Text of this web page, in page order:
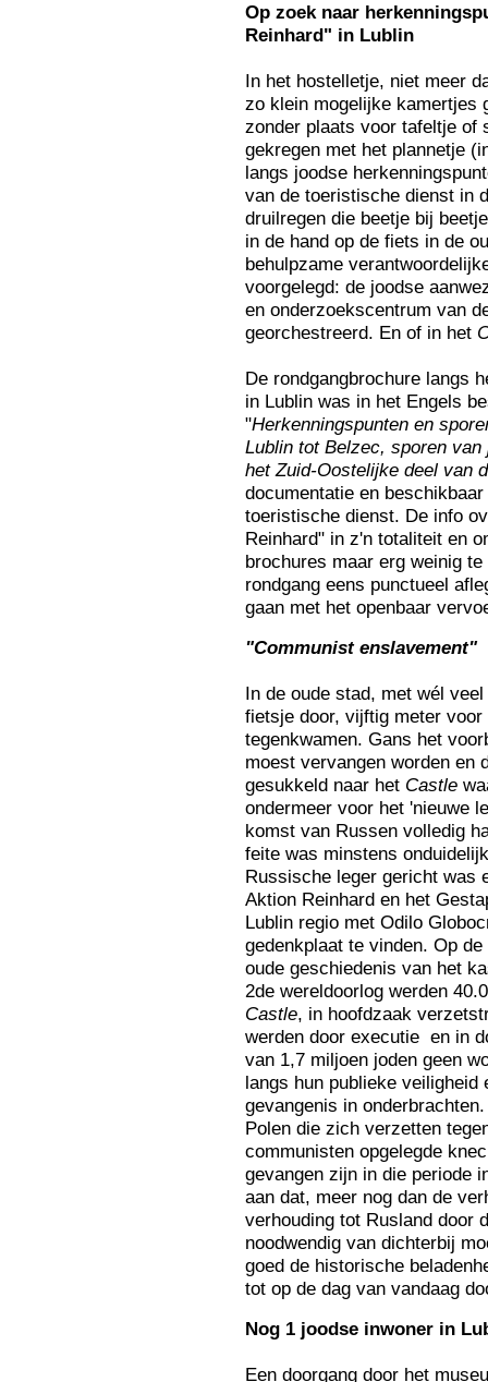
Op zoek naar
Reinhard" in Lublin
In het hostelletje, niet meer
zo klein mogelijke kamertjes
zonder plaats voor tafeltje of
gekregen met het plannetje
langs joodse
van de toeristische dienst in
druilregen die beetje bij
in de hand op de fiets in de
behulpzame
voorgelegd: de joodse
en onderzoekscentrum van
georchestreerd. En of in het
De rondgangbrochure langs
in Lublin was in het Engels
"Herkenningspunten en
Lublin tot Belzec, sporen
het Zuid-Oostelijke deel van
documentatie en
toeristische dienst. De info
Reinhard" in z'n totaliteit en
brochures maar erg weinig
rondgang eens punctueel
gaan met het openbaar
"Communist enslavement"
In de oude stad, met wél
fietsje door, vijftig meter
tegenkwamen. Gans het
moest vervangen worden en
gesukkeld naar het Castle
ondermeer voor het 'nieuwe
komst van Russen volledig
feite was minstens
Russische leger gericht was
Aktion Reinhard en het
Lublin regio met Odilo
gedenkplaat te vinden. Op
oude geschiedenis van het
2de wereldoorlog werden
Castle, in hoofdzaak
werden door executie en in
van 1,7 miljoen joden geen
langs hun publieke
gevangenis in
Polen die zich verzetten
communisten opgelegde
gevangen zijn in die periode
aan dat, meer nog dan de
verhouding tot Rusland door
noodwendig van dichterbij
goed de historische
tot op de dag van vandaag
Nog 1 joodse inwoner in
Een doorgang door het